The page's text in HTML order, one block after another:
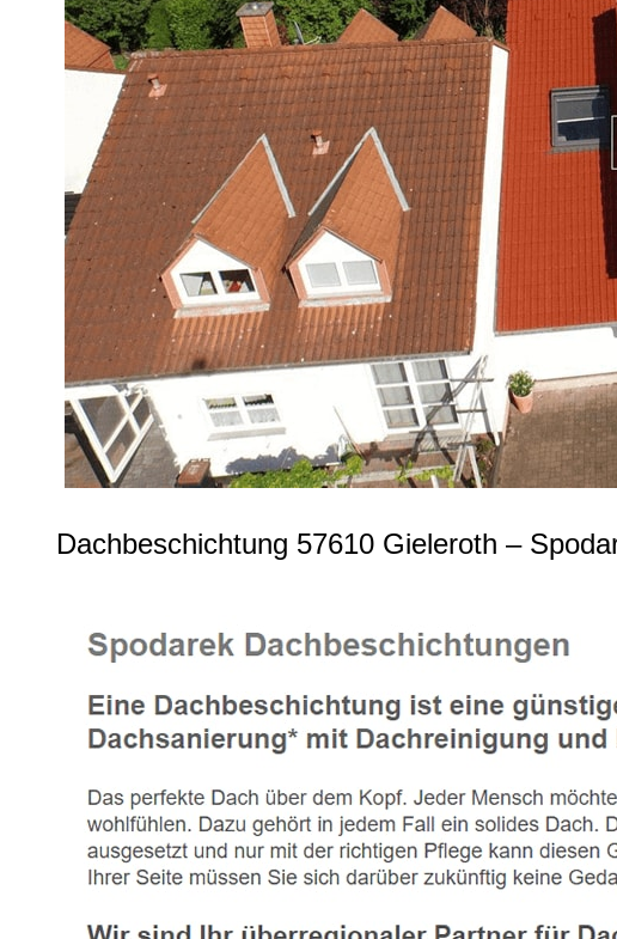
Dachbeschichtung 57610 Gieleroth –